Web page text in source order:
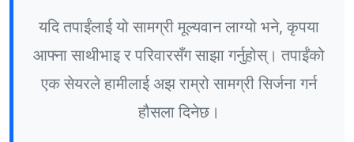
यदि तपाईंलाई यो सामग्री मूल्यवान लाग्यो भने, कृपया
आफ्ना साथीभाइ र परिवारसँग साझा गर्नुहोस्। तपाईंको
एक सेयरले हामीलाई अझ राम्रो सामग्री सिर्जना गर्न
हौसला दिनेछ।